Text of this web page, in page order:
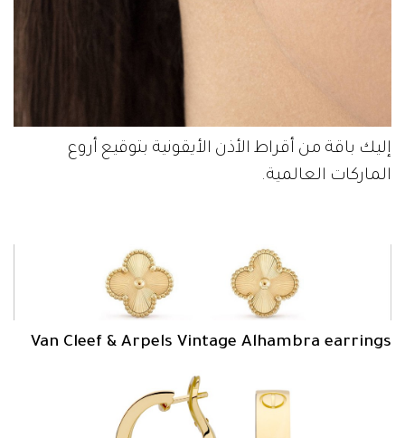
إليك باقة من أقراط الأذن الأيقونية بتوقيع أروع
الماركات العالمية.
Van Cleef & Arpels Vintage Alhambra earrings